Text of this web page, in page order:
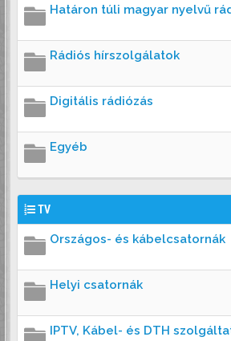
Határon túli magyar nyelvű
Rádiós hírszolgálatok
Digitális rádiózás
Egyéb
TV
Országos- és kábelcsatornák
Helyi csatornák
IPTV, Kábel- és DTH